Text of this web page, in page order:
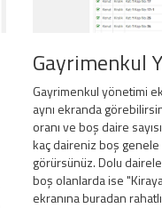
Gayrimenkul
Gayrimenkul yönetimi
aynı ekranda
oranı ve boş daire
kaç daireniz boş genele
görürsünüz. Dolu
boş olanlarda ise
ekranına buradan